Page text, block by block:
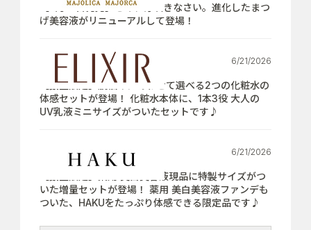
【7月21日発売】さぁ、芽吹きなさい。進化したまつ
げ美容液がリニューアルして登場！
6/21/2026
【数量限定】肌悩みにあわせて選べる2つの化粧水の
体感セットが登場！ 化粧水本体に、1本3役 大人の
UV乳液ミニサイズがついたセットです♪
6/21/2026
【数量限定】薬用 美白美容液現品に特製サイズがつ
いた増量セットが登場！ 薬用 美白美容液ファンデも
ついた、HAKUをたっぷり体感できる限定品です♪